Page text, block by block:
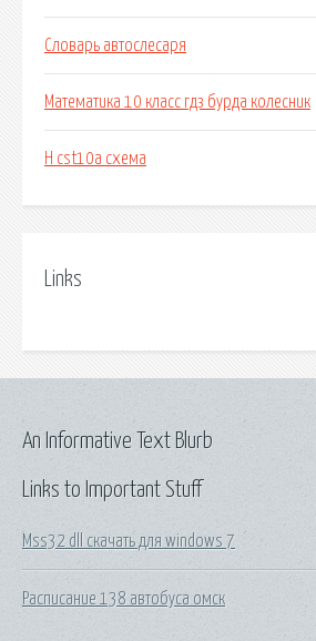
Словарь автослесаря
Математика 10 класс гдз бурда колесник
H cst10a схема
Links
Links to Important Stuff
Mss32 dll скачать для windows 7
Расписание 138 автобуса омск
An Informative Text Blurb